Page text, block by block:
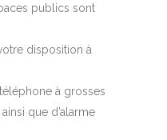
publics sont
disposition à
à grosses
que d’alarme